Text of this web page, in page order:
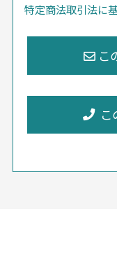
特定商法取引法に
こ